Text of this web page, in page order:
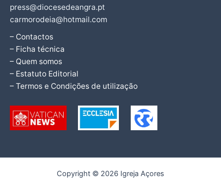
press@diocesedeangra.pt
carmorodeia@hotmail.com
– Contactos
– Ficha técnica
– Quem somos
– Estatuto Editorial
– Termos e Condições de utilização
Copyright © 2026 Igreja Açores